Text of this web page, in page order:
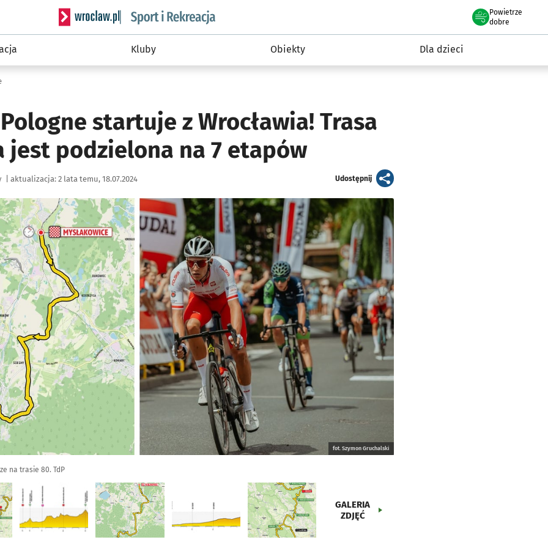
Serwis informacyjny wroclaw.pl podserwis: Sport i rekreacja
Powietrze
we Wrocławiu
dobre
Kluby Obiekty Dla dzieci
startuje z Wrocławia! Trasa
jest podzielona na 7 etapów
aktualizacja: 2 lata temu, 18.07.2024 Udostępnijartykuł
fot. Szymon Gruchalski
na trasie 80. TdP
GALERIA
ZDJĘĆ